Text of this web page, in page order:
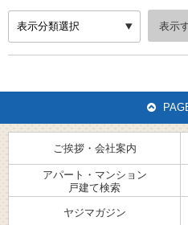
ご挨拶・会社案内
アパート・マンション
戸建て検索
ヤジマガジン
スタッ
店舗
ヤジ